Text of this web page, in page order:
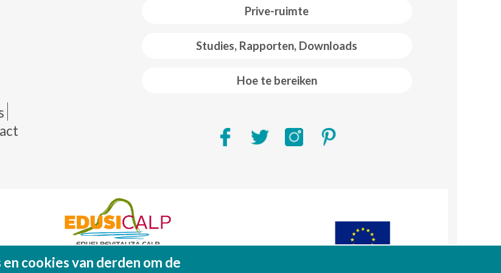
Prive-ruimte
Studies, Rapporten, Downloads
Hoe te bereiken
Europeo de Desarrollo Regional (FEDER)
cookies van derden om de